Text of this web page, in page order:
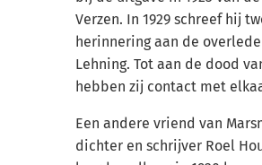
Verzen. In 1929 schreef hij
herinnering aan de
Lehning. Tot aan de dood
hebben zij contact met
Een andere vriend van
dichter en schrijver Roel